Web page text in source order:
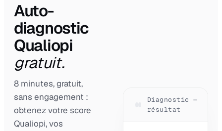
Auto-
diagnostic
Qualiopi
gratuit.
8 minutes, gratuit,
sans engagement :
obtenez votre score
Qualiopi, vos
Diagnostic —
résultat